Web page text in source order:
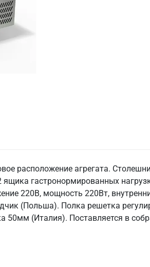
расположение агрегата.
ящика гастронормированных
220В, мощность 220Вт,
(Польша). Полка решетка
50мм (Италия). Поставляется в